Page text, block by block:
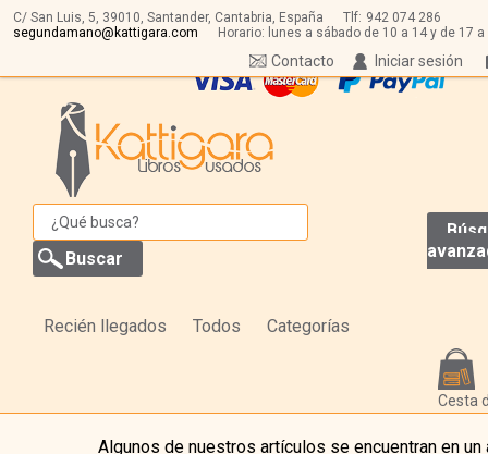
C/ San Luis, 5, 39010, Santander, Cantabria, España Tlf: 942 074 286
segundamano@kattigara.com
Horario: lunes a sábado de 10 a 14 y de 17 a
Iniciar sesión
Contacto
Recién llegados Todos Categorías
Cesta
Algunos de nuestros artículos se encuentran en un